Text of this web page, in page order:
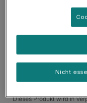
Versandkostenfrei
Sofort verfügbar,
Produkt
Dieses Produkt wird in
Nicht